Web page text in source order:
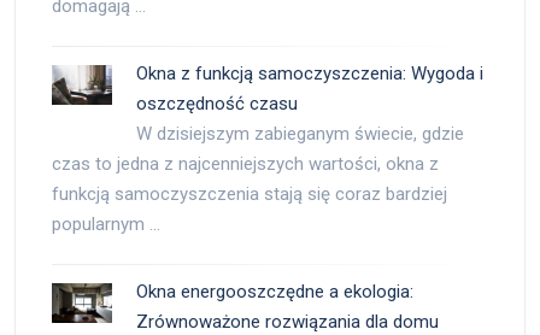
domagają …
Okna z funkcją samoczyszczenia: Wygoda i
oszczędność czasu
W dzisiejszym zabieganym świecie, gdzie
czas to jedna z najcenniejszych wartości, okna z
funkcją samoczyszczenia stają się coraz bardziej
popularnym …
Okna energooszczędne a ekologia:
Zrównoważone rozwiązania dla domu